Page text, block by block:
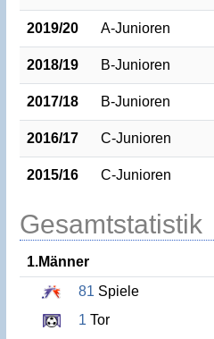
2019/20 A-Junioren
2018/19 B-Junioren
2017/18 B-Junioren
2016/17 C-Junioren
2015/16 C-Junioren
Gesamtstatistik
1.Männer
81 Spiele
1 Tor